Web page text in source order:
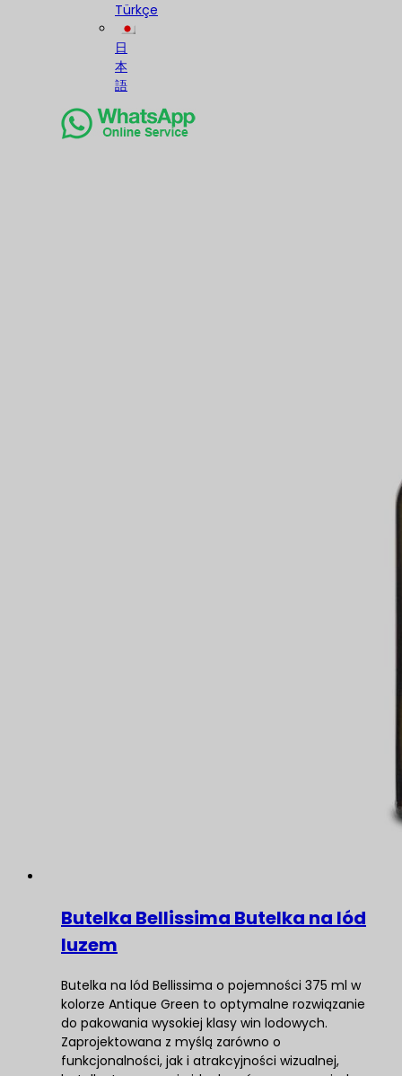
Türkçe
日
本
語
Butelka Bellissima Butelka na lód
luzem
Butelka na lód Bellissima o pojemności 375 ml w
kolorze Antique Green to optymalne rozwiązanie
do pakowania wysokiej klasy win lodowych.
Zaprojektowana z myślą zarówno o
funkcjonalności, jak i atrakcyjności wizualnej,